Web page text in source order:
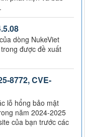
dòng NukeViet
được đề xuất
8772, CVE-
lỗ hổng bảo mật
năm 2024-2025
của bạn trước các